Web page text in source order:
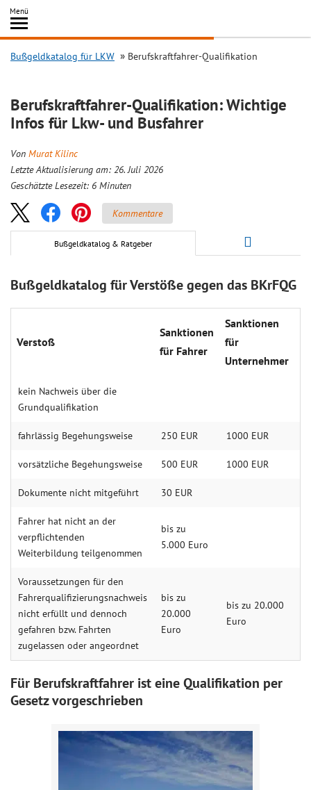
Inhalt
springen
Menü
Search
Bußgeldkatalog für LKW Berufskraftfahrer-Qualifikation
Berufskraftfahrer-Qualifikation: Wichtige
Infos für Lkw- und Busfahrer
Von Murat Kilinc
Letzte Aktualisierung am: 26. Juli 2026
Geschätzte Lesezeit: 6 Minuten
Kommentare
Bußgeldkatalog & Ratgeber
Bußgeldkatalog für Verstöße gegen das BKrFQG
Verstoß
Sanktionen
für Fahrer
Sanktionen
für
Unternehmer
kein Nachweis über die
Grund­qualifikation
fahr­lässig Begehungs­weise 250 EUR 1000 EUR
vor­sätzliche Begehungs­weise 500 EUR 1000 EUR
Dokumente nicht mit­geführt 30 EUR
Fahrer hat nicht an der
verpflichtenden
Weiterbildung teilgenommen
bis zu
5.000 Euro
Voraussetzungen für den
Fahrerqualifizierungsnachweis
nicht erfüllt und dennoch
gefahren bzw. Fahrten
zugelassen oder angeordnet
bis zu
20.000
Euro
bis zu 20.000
Euro
Für Berufskraftfahrer ist eine Qualifikation per
Gesetz vorgeschrieben